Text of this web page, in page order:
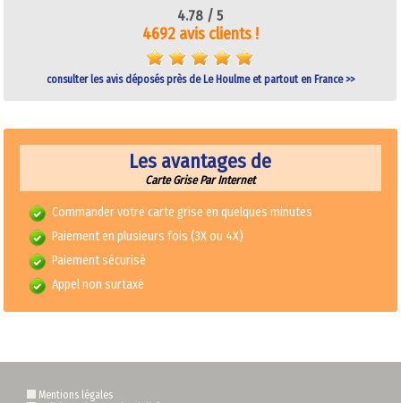
4.78 /5
4692 avis clients !
consulter les avis déposés près de Le Houlme et partout en France >>
Les avantages de
Carte Grise Par Internet
Commander votre carte grise en quelques minutes
Paiement en plusieurs fois (3X ou 4X)
Paiement sécurisé
Appel non surtaxé
Mentions légales